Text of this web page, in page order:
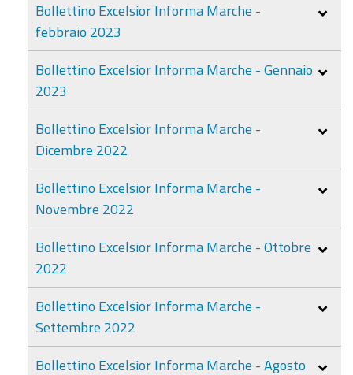
Bollettino Excelsior Informa Marche -
febbraio 2023
Bollettino Excelsior Informa Marche - Gennaio
2023
Bollettino Excelsior Informa Marche -
Dicembre 2022
Bollettino Excelsior Informa Marche -
Novembre 2022
Bollettino Excelsior Informa Marche - Ottobre
2022
Bollettino Excelsior Informa Marche -
Settembre 2022
Bollettino Excelsior Informa Marche - Agosto